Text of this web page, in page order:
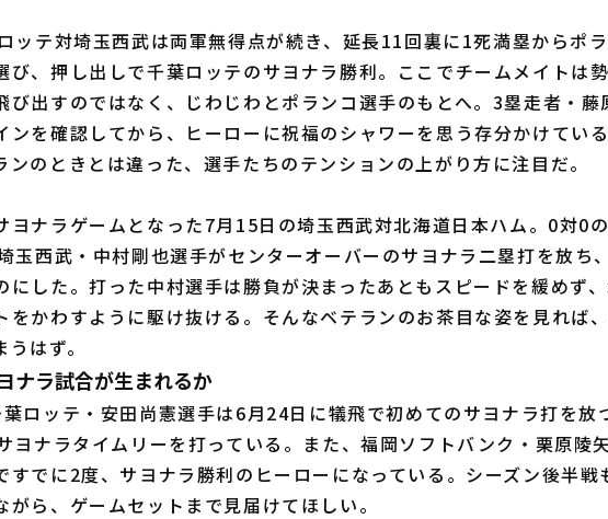
ッテ対埼玉西武は両軍無得点が続き、延長11回裏に1死満塁からポ
び、押し出しで千葉ロッテのサヨナラ勝利。ここでチームメイトは
び出すのではなく、じわじわとポランコ選手のもとへ。3塁走者・藤
ンを確認してから、ヒーローに祝福のシャワーを思う存分かけている
ンのときとは違った、選手たちのテンションの上がり方に注目だ。
ナラゲームとなった7月15日の埼玉西武対北海道日本ハム。0対0
玉西武・中村剛也選手がセンターオーバーのサヨナラ二塁打を放ち
にした。打った中村選手は勝負が決まったあともスピードを緩めず
をかわすように駆け抜ける。そんなベテランのお茶目な姿を見れば
はず。
ナラ試合が生まれるか
ロッテ・安田尚憲選手は6月24日に犠飛で初めてのサヨナラ打を放
ヨナラタイムリーを打っている。また、福岡ソフトバンク・栗原陵
すでに2度、サヨナラ勝利のヒーローになっている。シーズン後半戦
がら、ゲームセットまで見届けてほしい。